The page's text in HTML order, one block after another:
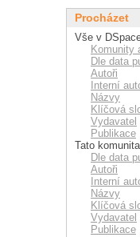
Procházet
Vše v
Komunity
Dle data
Autoři
Interní
Názvy
Klíčová
Vydavatel
Publikace
Tato komunita
Dle data
Autoři
Interní
Názvy
Klíčová
Vydavatel
Publikace